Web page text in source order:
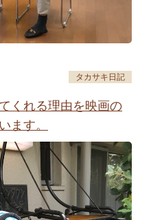
タカサキ日記
くれる理由を映画の
ます。